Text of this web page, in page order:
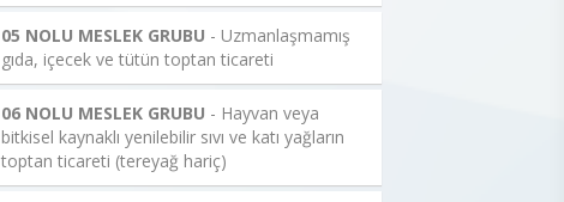
05 NOLU MESLEK GRUBU - Uzmanlaşmamış
gıda, içecek ve tütün toptan ticareti
06 NOLU MESLEK GRUBU - Hayvan veya
bitkisel kaynaklı yenilebilir sıvı ve katı yağların
toptan ticareti (tereyağ hariç)